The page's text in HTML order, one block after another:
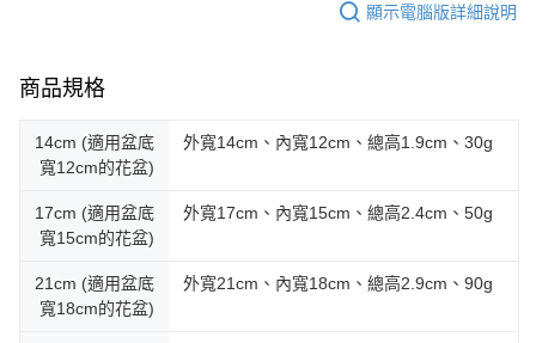
顯示電腦版詳細說明
商品規格
14cm (適用盆底
寬12cm的花盆)
外寬14cm、內寬12cm、總高1.9cm、30g
17cm (適用盆底
寬15cm的花盆)
外寬17cm、內寬15cm、總高2.4cm、50g
21cm (適用盆底
寬18cm的花盆)
外寬21cm、內寬18cm、總高2.9cm、90g